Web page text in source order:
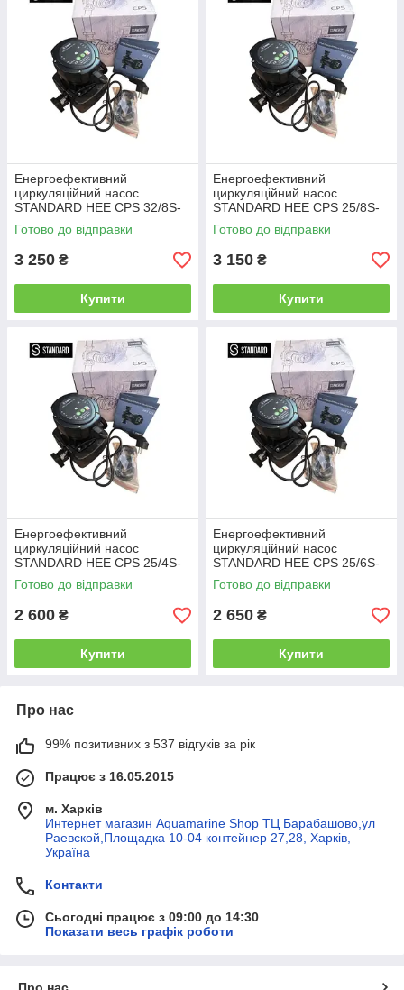
Енергоефективний
циркуляційний насос
STANDARD HEE CPS 32/8S-
180
Готово до відправки
3 250 ₴
Купити
Енергоефективний
циркуляційний насос
STANDARD HEE CPS 25/8S-
180
Готово до відправки
3 150 ₴
Купити
Енергоефективний
циркуляційний насос
STANDARD HEE CPS 25/4S-
130
Готово до відправки
2 600 ₴
Купити
Енергоефективний
циркуляційний насос
STANDARD HEE CPS 25/6S-
180
Готово до відправки
2 650 ₴
Купити
Про нас
99% позитивних з 537 відгуків за рік
Працює з 16.05.2015
м. Харків
Интернет магазин Aquamarine Shop ТЦ Барабашово,ул
Раевской,Площадка 10-04 контейнер 27,28, Харків,
Україна
Контакти
Сьогодні працює з 09:00 до 14:30
Показати весь графік роботи